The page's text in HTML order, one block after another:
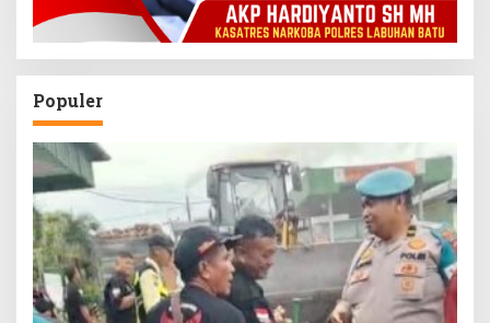
Populer